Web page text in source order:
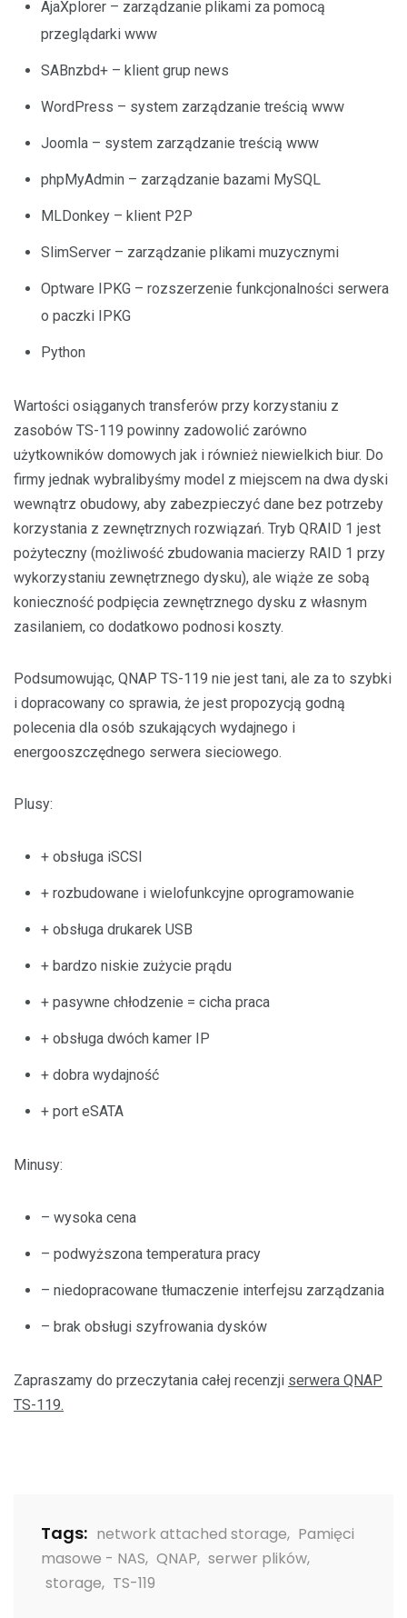
AjaXplorer – zarządzanie plikami za pomocą
przeglądarki www
SABnzbd+ – klient grup news
WordPress – system zarządzanie treścią www
Joomla – system zarządzanie treścią www
phpMyAdmin – zarządzanie bazami MySQL
MLDonkey – klient P2P
SlimServer – zarządzanie plikami muzycznymi
Optware IPKG – rozszerzenie funkcjonalności serwera
o paczki IPKG
Python
Wartości osiąganych transferów przy korzystaniu z
zasobów TS-119 powinny zadowolić zarówno
użytkowników domowych jak i również niewielkich biur. Do
firmy jednak wybralibyśmy model z miejscem na dwa dyski
wewnątrz obudowy, aby zabezpieczyć dane bez potrzeby
korzystania z zewnętrznych rozwiązań. Tryb QRAID 1 jest
pożyteczny (możliwość zbudowania macierzy RAID 1 przy
wykorzystaniu zewnętrznego dysku), ale wiąże ze sobą
konieczność podpięcia zewnętrznego dysku z własnym
zasilaniem, co dodatkowo podnosi koszty.
Podsumowując, QNAP TS-119 nie jest tani, ale za to szybki
i dopracowany co sprawia, że jest propozycją godną
polecenia dla osób szukających wydajnego i
energooszczędnego serwera sieciowego.
Plusy:
+ obsługa iSCSI
+ rozbudowane i wielofunkcyjne oprogramowanie
+ obsługa drukarek USB
+ bardzo niskie zużycie prądu
+ pasywne chłodzenie = cicha praca
+ obsługa dwóch kamer IP
+ dobra wydajność
+ port eSATA
Minusy:
– wysoka cena
– podwyższona temperatura pracy
– niedopracowane tłumaczenie interfejsu zarządzania
– brak obsługi szyfrowania dysków
Zapraszamy do przeczytania całej recenzji serwera QNAP
TS-119.
Tags: network attached storage, Pamięci
masowe - NAS, QNAP, serwer plików,
storage, TS-119